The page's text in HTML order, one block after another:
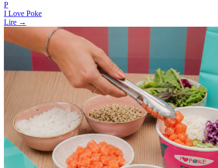
P
I Love Poke
Lire →